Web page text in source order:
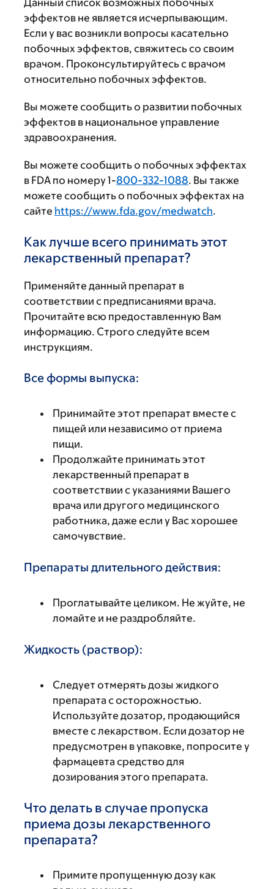
Данный список возможных побочных
эффектов не является исчерпывающим.
Если у вас возникли вопросы касательно
побочных эффектов, свяжитесь со своим
врачом. Проконсультируйтесь с врачом
относительно побочных эффектов.
Вы можете сообщить о развитии побочных
эффектов в национальное управление
здравоохранения.
Вы можете сообщить о побочных эффектах
в FDA по номеру 1-800-332-1088. Вы также
можете сообщить о побочных эффектах на
сайте https://www.fda.gov/medwatch.
Как лучше всего принимать этот
лекарственный препарат?
Применяйте данный препарат в
соответствии с предписаниями врача.
Прочитайте всю предоставленную Вам
информацию. Строго следуйте всем
инструкциям.
Все формы выпуска:
Принимайте этот препарат вместе с
пищей или независимо от приема
пищи.
Продолжайте принимать этот
лекарственный препарат в
соответствии с указаниями Вашего
врача или другого медицинского
работника, даже если у Вас хорошее
самочувствие.
Препараты длительного действия:
Проглатывайте целиком. Не жуйте, не
ломайте и не раздробляйте.
Жидкость (раствор):
Следует отмерять дозы жидкого
препарата с осторожностью.
Используйте дозатор, продающийся
вместе с лекарством. Если дозатор не
предусмотрен в упаковке, попросите у
фармацевта средство для
дозирования этого препарата.
Что делать в случае пропуска
приема дозы лекарственного
препарата?
Примите пропущенную дозу как